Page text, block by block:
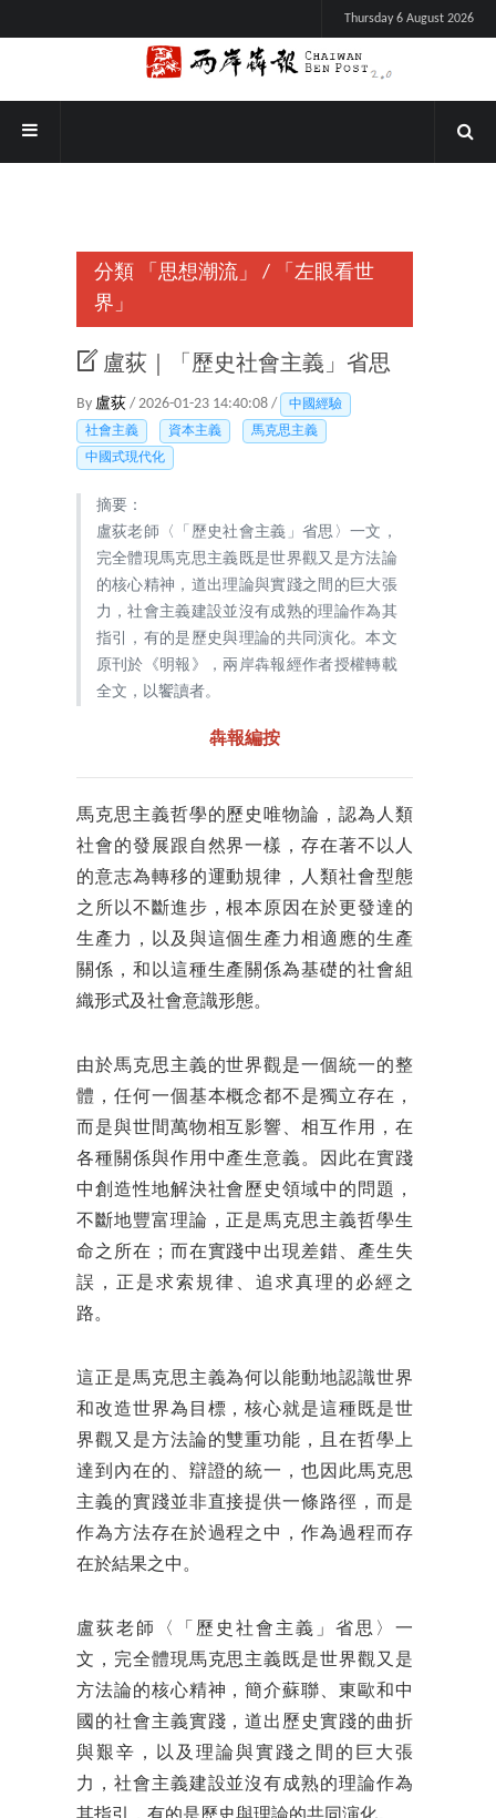
Thursday 6 August 2026
分類 「思想潮流」 /
「左眼看世
界」
盧荻｜「歷史社會主義」省思
By 盧荻 / 2026-01-23 14:40:08 /
中國經驗
社會主義
資本主義
馬克思主義
中國式現代化
摘要：
盧荻老師〈「歷史社會主義」省思〉一文，
完全體現馬克思主義既是世界觀又是方法論
的核心精神，道出理論與實踐之間的巨大張
力，社會主義建設並沒有成熟的理論作為其
指引，有的是歷史與理論的共同演化。本文
原刊於《明報》，兩岸犇報經作者授權轉載
全文，以饗讀者。
犇報編按
馬克思主義哲學的歷史唯物論，認為人類
社會的發展跟自然界一樣，存在著不以人
的意志為轉移的運動規律，人類社會型態
之所以不斷進步，根本原因在於更發達的
生產力，以及與這個生產力相適應的生產
關係，和以這種生產關係為基礎的社會組
織形式及社會意識形態。
由於馬克思主義的世界觀是一個統一的整
體，任何一個基本概念都不是獨立存在，
而是與世間萬物相互影響、相互作用，在
各種關係與作用中產生意義。因此在實踐
中創造性地解決社會歷史領域中的問題，
不斷地豐富理論，正是馬克思主義哲學生
命之所在；而在實踐中出現差錯、產生失
誤，正是求索規律、追求真理的必經之
路。
這正是馬克思主義為何以能動地認識世界
和改造世界為目標，核心就是這種既是世
界觀又是方法論的雙重功能，且在哲學上
達到內在的、辯證的統一，也因此馬克思
主義的實踐並非直接提供一條路徑，而是
作為方法存在於過程之中，作為過程而存
在於結果之中。
盧荻老師〈「歷史社會主義」省思〉一
文，完全體現馬克思主義既是世界觀又是
方法論的核心精神，簡介蘇聯、東歐和中
國的社會主義實踐，道出歷史實踐的曲折
與艱辛，以及理論與實踐之間的巨大張
力，社會主義建設並沒有成熟的理論作為